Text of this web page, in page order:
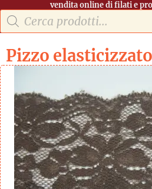
vendita online di filati e
Pizzo